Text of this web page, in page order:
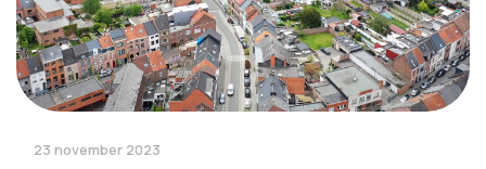
23 november 2023